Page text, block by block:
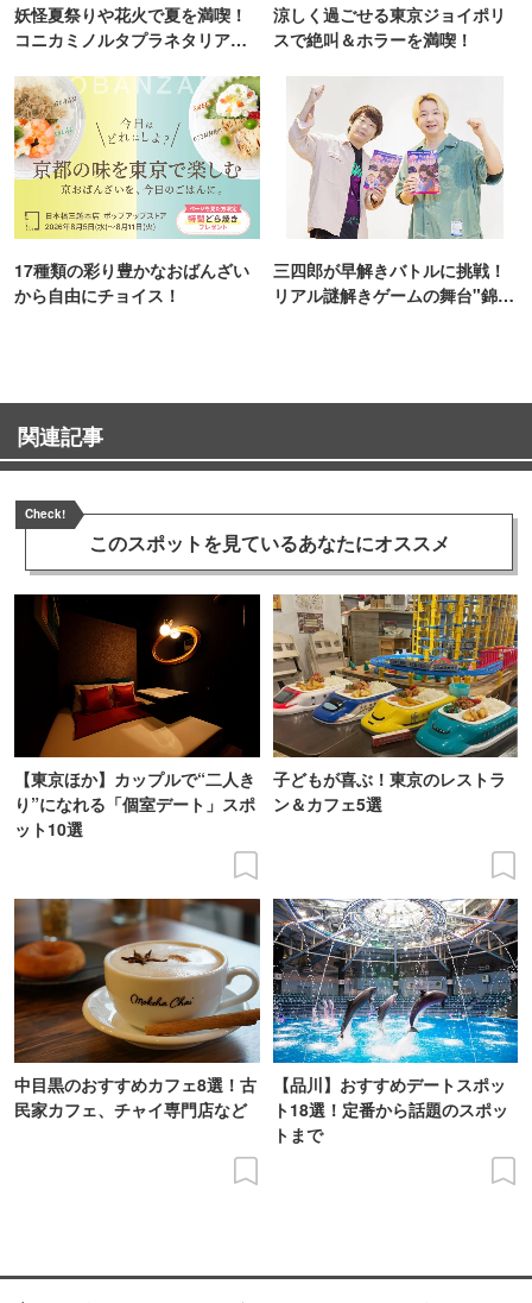
妖怪夏祭りや花火で夏を満喫！
コニカミノルタプラネタリア
涼しく過ごせる東京ジョイポリ
スで絶叫＆ホラーを満喫！
17種類の彩り豊かなおばんざい
から自由にチョイス！
三四郎が早解きバトルに挑戦！
リアル謎解きゲームの舞台"錦糸
関連記事
Check!
このスポットを見ているあなたにオススメ
【東京ほか】カップルで“二人き
り”になれる「個室デート」スポ
ット10選
子どもが喜ぶ！東京のレストラ
ン＆カフェ5選
中目黒のおすすめカフェ8選！古
民家カフェ、チャイ専門店など
【品川】おすすめデートスポッ
ト18選！定番から話題のスポッ
トまで